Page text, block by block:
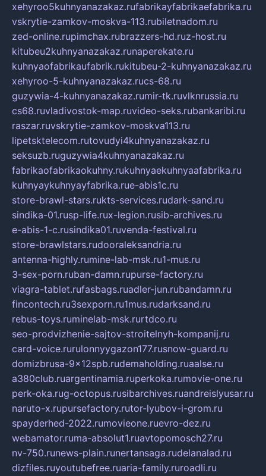
xehyroo5kuhnyanazakaz.rufabrikayfabrikaefabrika.ru
vskrytie-zamkov-moskva-113.rubiletnadom.ru
zed-online.rupimchax.rubrazzers-hd.ruz-host.ru
kitubeu2kuhnyanazakaz.runaperekate.ru
kuhnyaofabrikaufabrik.rukitubeu-2-kuhnyanazakaz.ru
xehyroo-5-kuhnyanazakaz.rucs-68.ru
guzywia-4-kuhnyanazakaz.rumir-tk.ruvlknrussia.ru
cs68.ruvladivostok-map.ruvideo-seks.rubankaribi.ru
raszar.ruvskrytie-zamkov-moskva113.ru
lipetsktelecom.rutovudyi4kuhnyanazakaz.ru
seksuzb.ruguzywia4kuhnyanazakaz.ru
fabrikaofabrikaokuhny.rukuhnyaekuhnyaafabrika.ru
kuhnyaykuhnyayfabrika.rue-abis1c.ru
store-brawl-stars.rukts-services.rudark-sand.ru
sindika-01.rusp-life.rux-legion.rusib-archives.ru
e-abis-1-c.rusindika01.ruvenda-festival.ru
store-brawlstars.rudooraleksandria.ru
antenna-highly.rumine-lab-msk.ru1-mus.ru
3-sex-porn.ruban-damn.rupurse-factory.ru
viagra-tablet.rufasbags.ruadler-jun.rubandamn.ru
fincontech.ru3sexporn.ru1mus.rudarksand.ru
rebus-toys.ruminelab-msk.rurtdco.ru
seo-prodvizhenie-sajtov-stroitelnyh-kompanij.ru
card-voice.rurulonnyygazon177.rusnow-guard.ru
domizbrusa-9x12spb.rudemaholding.ruaalse.ru
a380club.ruargentinamia.ruperkoka.rumovie-one.ru
perk-oka.rug-octopus.rusibarchives.ruandreislyusar.ru
naruto-x.rupursefactory.rutor-lyubov-i-grom.ru
spayderhed-2022.rumovieone.ruevro-dez.ru
webamator.ruma-absolut1.ruavtopomosch27.ru
nv-750.runews-plain.runertansaga.rudelanalad.ru
dizfiles.ruyoutubefree.ruaria-family.ruroadli.ru